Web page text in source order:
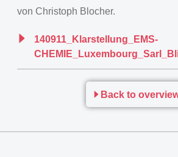
von Christoph Blocher.
140911_Klarstellung_EMS-
Back to